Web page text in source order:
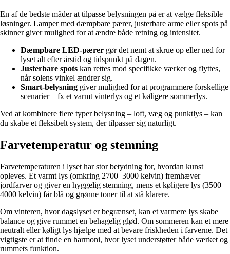
En af de bedste måder at tilpasse belysningen på er at vælge fleksible
løsninger. Lamper med dæmpbare pærer, justerbare arme eller spots på
skinner giver mulighed for at ændre både retning og intensitet.
Dæmpbare LED-pærer gør det nemt at skrue op eller ned for
lyset alt efter årstid og tidspunkt på dagen.
Justerbare spots kan rettes mod specifikke værker og flyttes,
når solens vinkel ændrer sig.
Smart-belysning giver mulighed for at programmere forskellige
scenarier – fx et varmt vinterlys og et køligere sommerlys.
Ved at kombinere flere typer belysning – loft, væg og punktlys – kan
du skabe et fleksibelt system, der tilpasser sig naturligt.
Farvetemperatur og stemning
Farvetemperaturen i lyset har stor betydning for, hvordan kunst
opleves. Et varmt lys (omkring 2700–3000 kelvin) fremhæver
jordfarver og giver en hyggelig stemning, mens et køligere lys (3500–
4000 kelvin) får blå og grønne toner til at stå klarere.
Om vinteren, hvor dagslyset er begrænset, kan et varmere lys skabe
balance og give rummet en behagelig glød. Om sommeren kan et mere
neutralt eller køligt lys hjælpe med at bevare friskheden i farverne. Det
vigtigste er at finde en harmoni, hvor lyset understøtter både værket og
rummets funktion.